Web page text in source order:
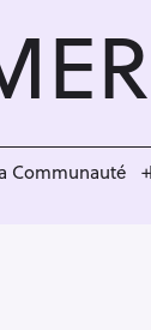
Communauté